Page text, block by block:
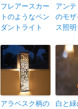
フレアースカー
トのようなペン
ダントライト
アン
のモ
ス照明
アラベスク柄の
白と